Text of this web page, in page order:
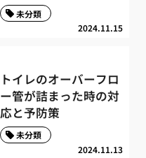
2024.11.15
未分類
トイレのオーバーフロ
ー管が詰まった時の対
応と予防策
2024.11.13
未分類